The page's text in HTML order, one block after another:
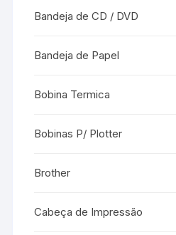
Bandeja de CD / DVD
Bandeja de Papel
Bobina Termica
Bobinas P/ Plotter
Brother
Cabeça de Impressão